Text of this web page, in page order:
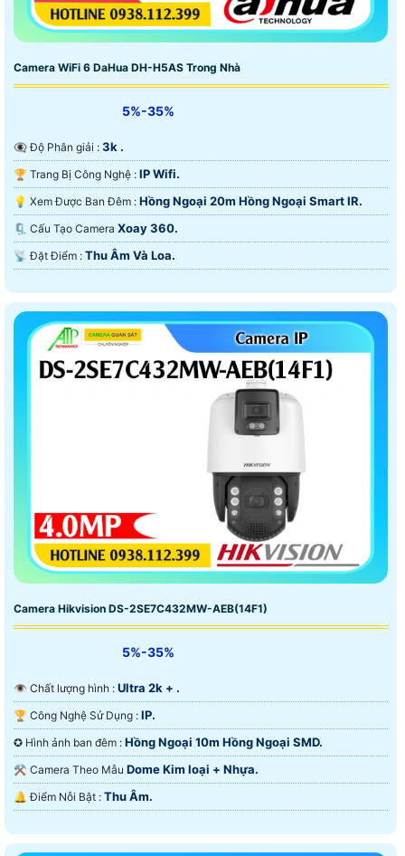
Camera WiFi 6 DaHua DH-H5AS Trong Nhà
5%-35%
👁️‍🗨 Độ Phân giải : 3k .
🏆 Trang Bị Công Nghệ : IP Wifi.
💡 Xem Được Ban Đêm : Hồng Ngoại 20m Hồng Ngoại Smart IR.
🗜️ Cấu Tạo Camera Xoay 360.
️📡 Đặt Điểm : Thu Âm Và Loa.
Camera Hikvision DS-2SE7C432MW-AEB(14F1)
5%-35%
👁 Chất lượng hình : Ultra 2k + .
🏆 Công Nghệ Sử Dụng : IP.
✪ Hình ảnh ban đêm : Hồng Ngoại 10m Hồng Ngoại SMD.
⚒ Camera Theo Mẫu Dome Kim loại + Nhựa.
️🔔 Điểm Nỗi Bật : Thu Âm.